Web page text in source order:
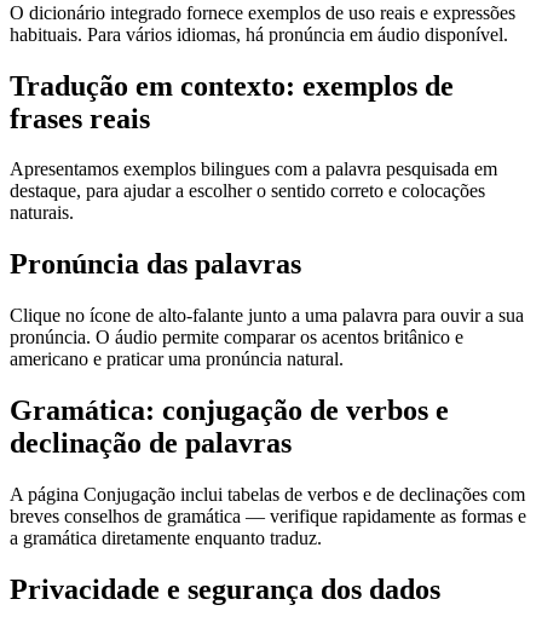
O dicionário integrado fornece exemplos de uso reais e expressões
habituais. Para vários idiomas, há pronúncia em áudio disponível.
Tradução em contexto: exemplos de
frases reais
Apresentamos exemplos bilingues com a palavra pesquisada em
destaque, para ajudar a escolher o sentido correto e colocações
naturais.
Pronúncia das palavras
Clique no ícone de alto-falante junto a uma palavra para ouvir a sua
pronúncia. O áudio permite comparar os acentos britânico e
americano e praticar uma pronúncia natural.
Gramática: conjugação de verbos e
declinação de palavras
A página Conjugação inclui tabelas de verbos e de declinações com
breves conselhos de gramática — verifique rapidamente as formas e
a gramática diretamente enquanto traduz.
Privacidade e segurança dos dados